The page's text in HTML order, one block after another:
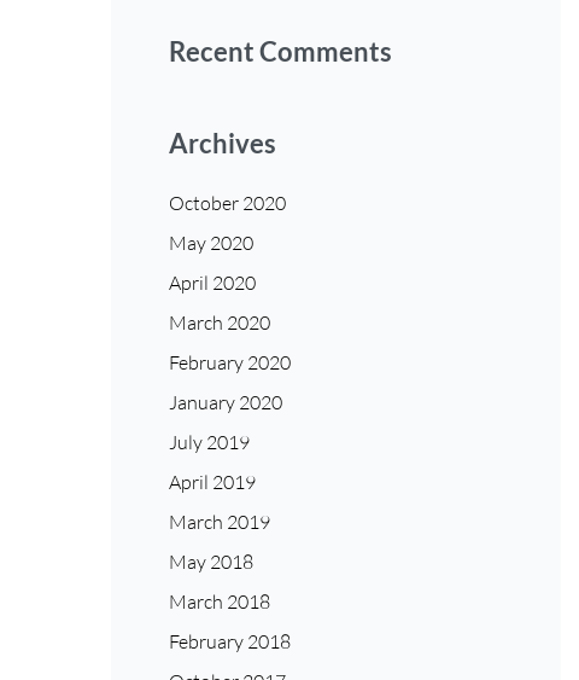
Recent Comments
Archives
October 2020
May 2020
April 2020
March 2020
February 2020
January 2020
July 2019
April 2019
March 2019
May 2018
March 2018
February 2018